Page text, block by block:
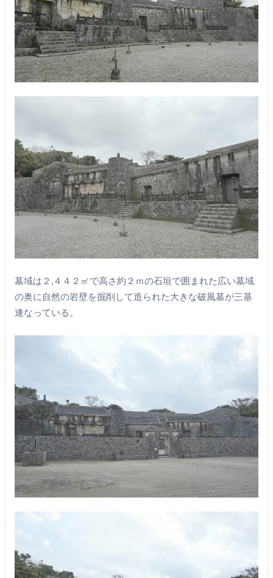
墓域は２,４４２㎡で高さ約２ｍの石垣で囲まれた広い墓域
の奥に自然の岩壁を掘削して造られた大きな破風墓が三基
連なっている。